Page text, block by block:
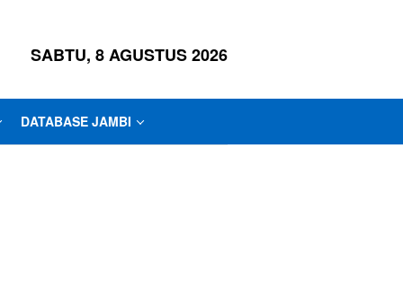
SABTU, 8 AGUSTUS 2026
DATABASE JAMBI